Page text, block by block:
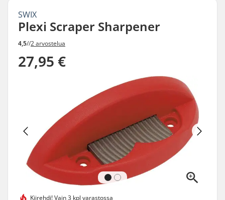
SWIX
Plexi Scraper Sharpener
4,5//2 arvostelua
27,95 €
Kiirehdi!Vain 3 kpl varastossa